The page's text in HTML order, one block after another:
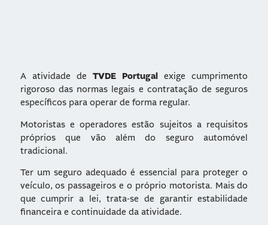
A atividade de TVDE Portugal exige cumprimento
rigoroso das normas legais e contratação de seguros
específicos para operar de forma regular.
Motoristas e operadores estão sujeitos a requisitos
próprios que vão além do seguro automóvel
tradicional.
Ter um seguro adequado é essencial para proteger o
veículo, os passageiros e o próprio motorista. Mais do
que cumprir a lei, trata-se de garantir estabilidade
financeira e continuidade da atividade.